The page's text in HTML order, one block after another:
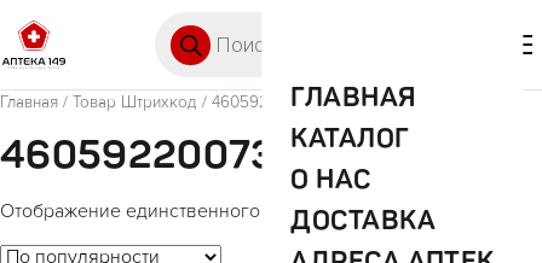
ГЛАВНАЯ
КАТАЛОГ
О НАС
ДОСТАВКА
Главная / Товар Штрихкод / 4605922007388
4605922007388
Отображение единственного товара